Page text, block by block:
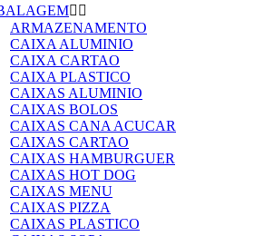
 
ARMAZENAMENTO
CAIXA ALUMINIO
CAIXA CARTAO
CAIXA PLASTICO
CAIXAS ALUMINIO
CAIXAS BOLOS
CAIXAS CANA ACUCAR
CAIXAS CARTAO
CAIXAS HAMBURGUER
CAIXAS HOT DOG
CAIXAS MENU
CAIXAS PIZZA
CAIXAS PLASTICO